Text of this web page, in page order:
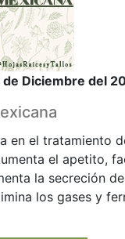
de Diciembre del
en el tratamiento
el apetito,
la secreción
los gases y